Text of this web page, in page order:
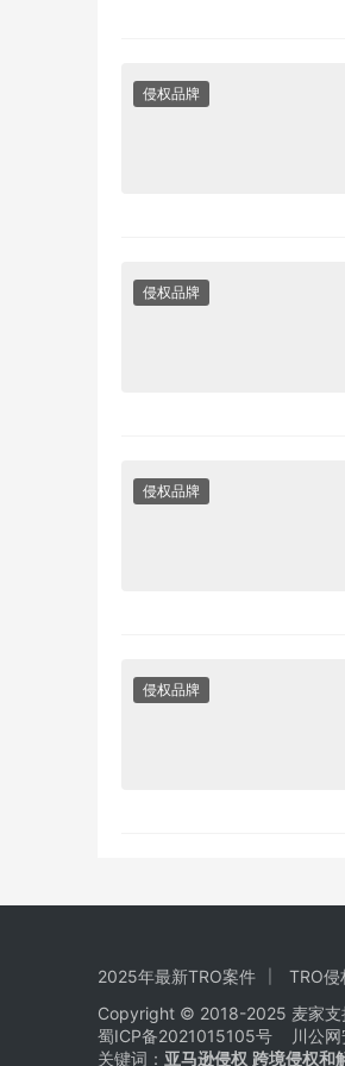
侵权品牌
侵权品牌
侵权品牌
侵权品牌
2025年最新TRO案件 TRO侵
Copyright © 2018-2025 麦家支
蜀ICP备2021015105号
川公
关键词： 亚马逊侵权 跨境侵权和